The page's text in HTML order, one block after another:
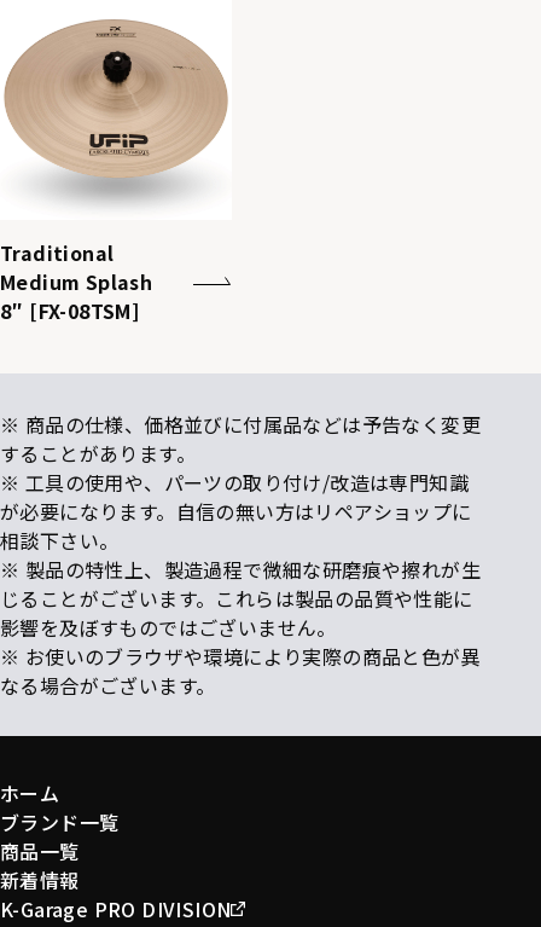
Traditional
Medium Splash
8″ [FX-08TSM]
※ 商品の仕様、価格並びに付属品などは予告なく変更
することがあります。
※ 工具の使用や、パーツの取り付け/改造は専門知識
が必要になります。自信の無い方はリペアショップに
相談下さい。
※ 製品の特性上、製造過程で微細な研磨痕や擦れが生
じることがございます。これらは製品の品質や性能に
影響を及ぼすものではございません。
※ お使いのブラウザや環境により実際の商品と色が異
なる場合がございます。
ホーム
ブランド一覧
商品一覧
新着情報
K-Garage PRO DIVISION